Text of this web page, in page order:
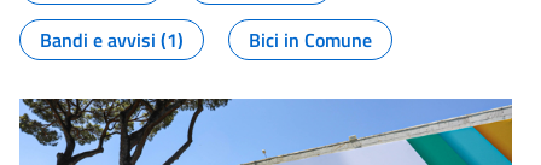
Bandi e avvisi (1)
Bici in Comune